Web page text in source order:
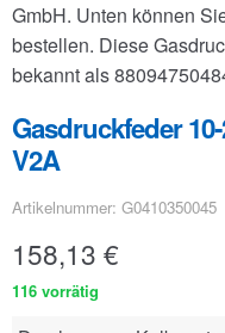
GmbH. Unten können
bestellen. Diese
bekannt als
Gasdruckfeder
V2A
Artikelnummer: G0410350045
158,13 €
116 vorrätig